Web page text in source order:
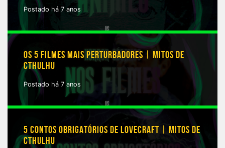
Postado há 7 anos
OS 5 FILMES MAIS PERTURBADORES | MITOS DE
CTHULHU
Postado há 7 anos
5 CONTOS OBRIGATÓRIOS DE LOVECRAFT | MITOS DE
CTHULHU